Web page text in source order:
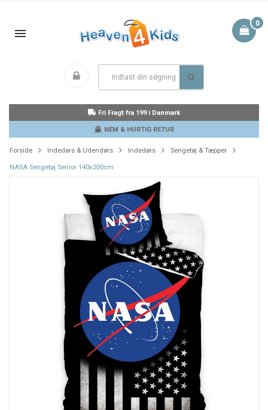
0
Fri Fragt fra 199 i Danmark
NEM & HURTIG RETUR
Forside Indedørs & Udendørs Indedørs Sengetøj & Tæpper
NASA Sengetøj Senior 140x200cm